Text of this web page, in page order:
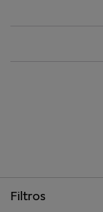
Filtros